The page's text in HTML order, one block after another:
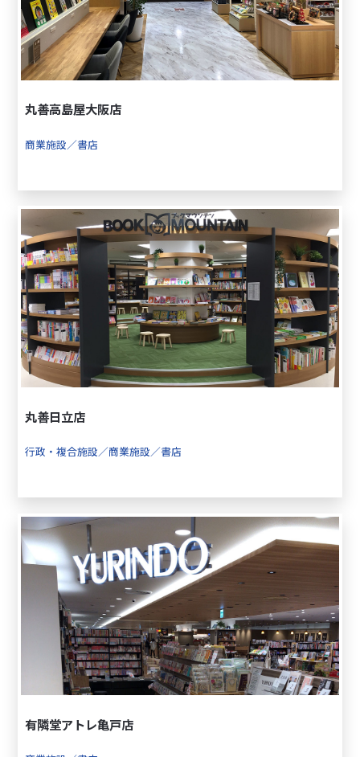
丸善高島屋大阪店
商業施設／書店
丸善日立店
行政・複合施設／商業施設／書店
有隣堂アトレ亀戸店